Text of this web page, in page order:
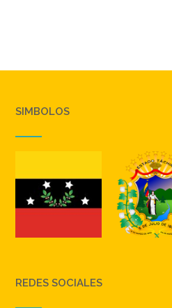
SIMBOLOS
REDES SOCIALES